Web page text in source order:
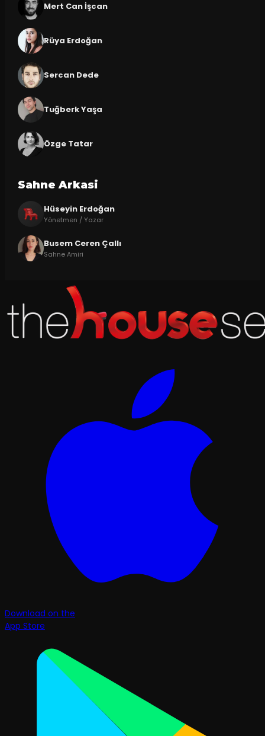
Mert Can İşcan
Rüya Erdoğan
Sercan Dede
Tuğberk Yaşa
Özge Tatar
Sahne Arkasi
Hüseyin Erdoğan
Yönetmen / Yazar
Busem Ceren Çallı
Sahne Amiri
Download on the
App Store